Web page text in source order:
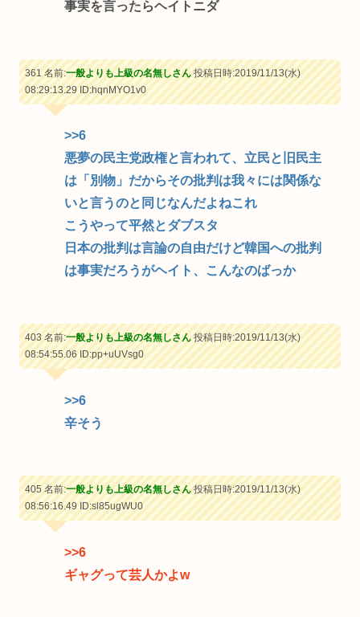
事実を言ったらヘイトニダ
361 名前:一般よりも上級の名無しさん投稿日時:2019/11/13(水)
08:29:13.29ID:hqnMYO1v0
>>6
悪夢の民主党政権と言われて、立民と旧民主
は「別物」だからその批判は我々には関係な
いと言うのと同じなんだよねこれ
こうやって平然とダブスタ
日本の批判は言論の自由だけど韓国への批判
は事実だろうがヘイト、こんなのばっか
403 名前:一般よりも上級の名無しさん投稿日時:2019/11/13(水)
08:54:55.06ID:pp+uUVsg0
>>6
辛そう
405 名前:一般よりも上級の名無しさん投稿日時:2019/11/13(水)
08:56:16.49ID:sl85ugWU0
>>6
ギャグって芸人かよw